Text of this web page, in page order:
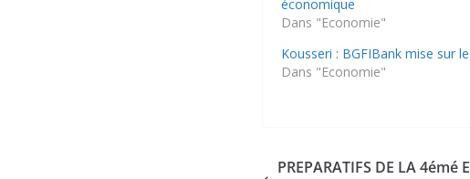
économique
Dans "Economie"
Kousseri : BGFIBank mise sur
Dans "Economie"
PREPARATIFS DE LA 4émé